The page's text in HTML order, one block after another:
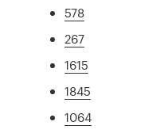
578
267
1615
1845
1064